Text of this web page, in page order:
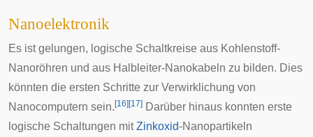
Nanoelektronik
Es ist gelungen, logische Schaltkreise aus Kohlenstoff-
Nanoröhren und aus Halbleiter-Nanokabeln zu bilden. Dies
könnten die ersten Schritte zur Verwirklichung von
Nanocomputern sein. [16] [17] Darüber hinaus konnten erste
logische Schaltungen mitZinkoxid-Nanopartikeln